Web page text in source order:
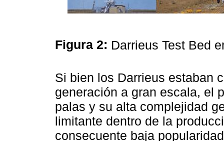
Figura 2: Darrieus Test Bed
Si bien los Darrieus estaban
generación a gran escala, el
palas y su alta complejidad
limitante dentro de la
consecuente baja